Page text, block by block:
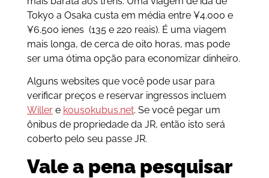
Tokyo a Osaka custa em média entre ¥4.000 e
¥6.500 ienes (135 e 220 reais). É uma viagem
mais longa, de cerca de oito horas, mas pode
ser uma ótima opção para economizar dinheiro.
Alguns websites que você pode usar para
verificar preços e reservar ingressos incluem
Willere kousokubus.net. Se você pegar um
ônibus de propriedade da JR, então isto será
coberto pelo seu passe JR.
Vale a pena pesquisar